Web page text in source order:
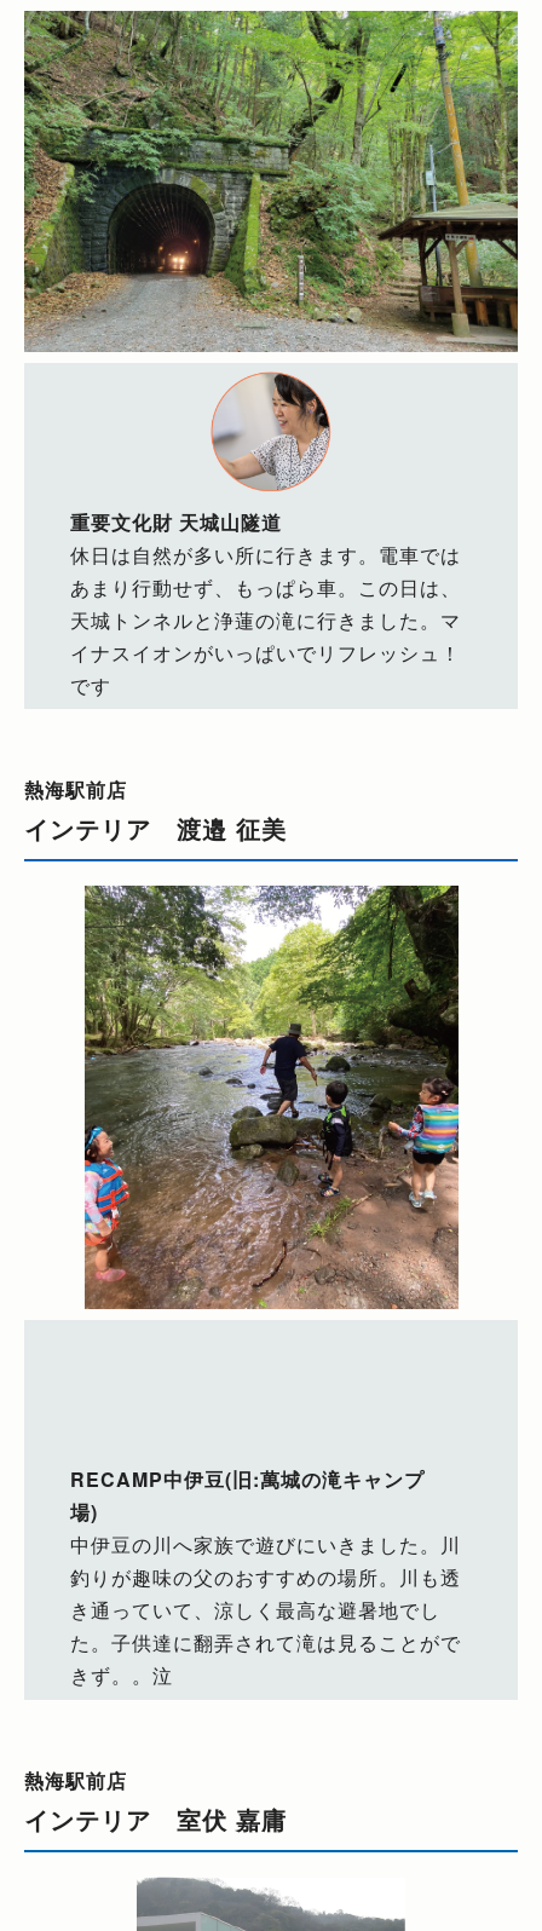
重要文化財 天城山隧道
休日は自然が多い所に行きます。電車では
あまり行動せず、もっぱら車。この日は、
天城トンネルと浄蓮の滝に行きました。マ
イナスイオンがいっぱいでリフレッシュ！
です
熱海駅前店
インテリア 渡邉 征美
RECAMP中伊豆(旧:萬城の滝キャンプ
場)
中伊豆の川へ家族で遊びにいきました。川
釣りが趣味の父のおすすめの場所。川も透
き通っていて、涼しく最高な避暑地でし
た。子供達に翻弄されて滝は見ることがで
きず。。泣
熱海駅前店
インテリア 室伏 嘉庸